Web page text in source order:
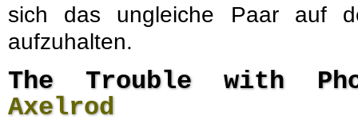
sich das ungleiche Paar auf
aufzuhalten.
The Trouble with
Axelrod